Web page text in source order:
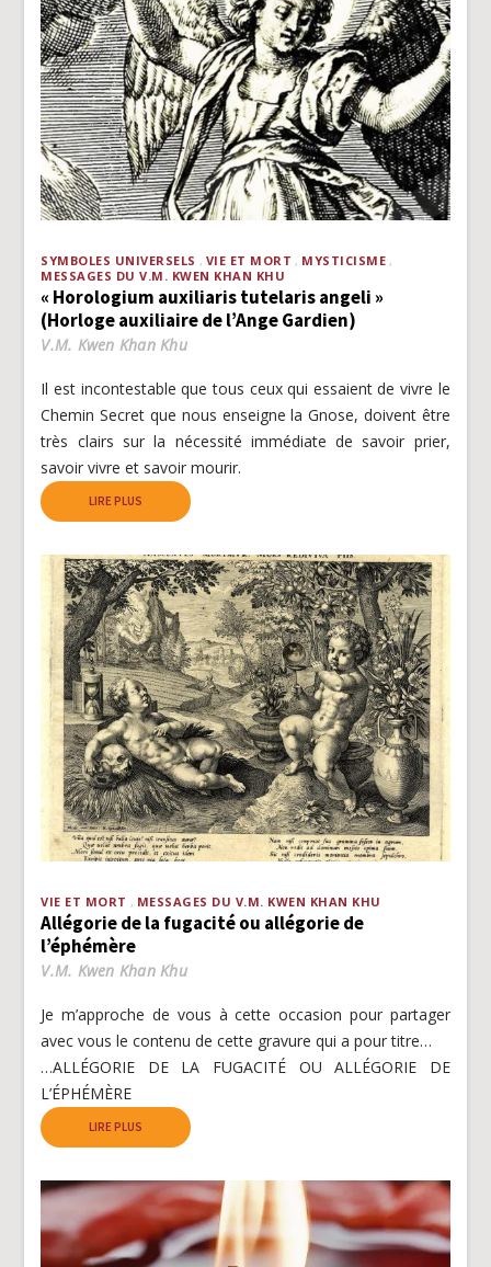
SYMBOLES UNIVERSELS VIE ET MORT
MYSTICISME
MESSAGES DU V.M. KWEN KHAN KHU
« Horologium auxiliaris tutelaris angeli »
(Horloge auxiliaire de l’Ange Gardien)
V.M. Kwen Khan Khu
Il est incontestable que tous ceux qui essaient de vivre le
Chemin Secret que nous enseigne la Gnose, doivent être
très clairs sur la nécessité immédiate de savoir prier,
savoir vivre et savoir mourir.
LIRE PLUS
VIE ET MORT MESSAGES DU V.M. KWEN KHAN KHU
Allégorie de la fugacité ou allégorie de
l’éphémère
V.M. Kwen Khan Khu
Je m’approche de vous à cette occasion pour partager
avec vous le contenu de cette gravure qui a pour titre…
…ALLÉGORIE DE LA FUGACITÉ OU ALLÉGORIE DE
L’ÉPHÉMÈRE
LIRE PLUS